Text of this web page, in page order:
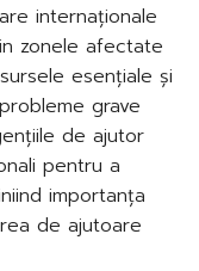
internaționale
zonele afectate
esențiale și
grave
de ajutor
pentru a
importanța
de ajutoare